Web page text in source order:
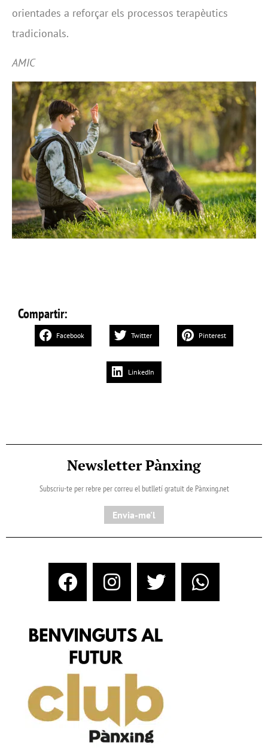
orientades a reforçar els processos terapèutics
tradicionals.
AMIC
Compartir:
Facebook Twitter Pinterest
LinkedIn
Newsletter Pànxing
Subscriu-te per rebre per correu el butlletí gratuït de Pànxing.net​
Envia-me'l